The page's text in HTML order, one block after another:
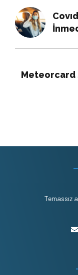
Meteorcard
Temassız